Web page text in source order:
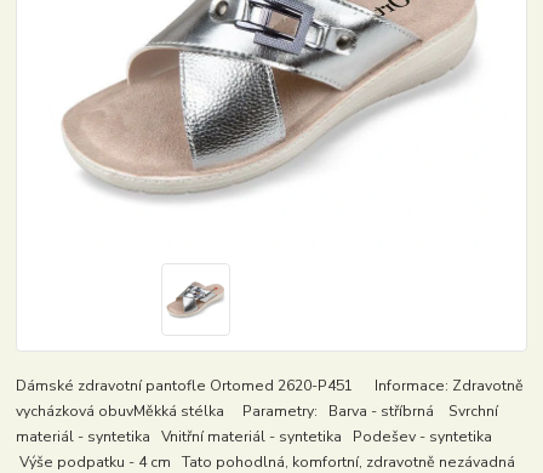
Dámské zdravotní pantofle Ortomed 2620-P451 Informace: Zdravotně
vycházková obuvMěkká stélka Parametry: Barva - stříbrná Svrchní
materiál - syntetika Vnitřní materiál - syntetika Podešev - syntetika
Výše podpatku - 4 cm Tato pohodlná, komfortní, zdravotně nezávadná